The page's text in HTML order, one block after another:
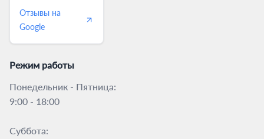
Отзывы на
Google
Режим работы
Понедельник - Пятница:
9:00 - 18:00
Суббота: